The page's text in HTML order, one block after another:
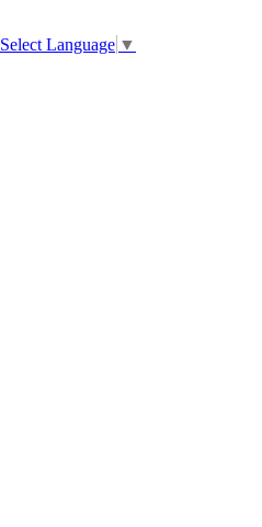
Select Language ▼